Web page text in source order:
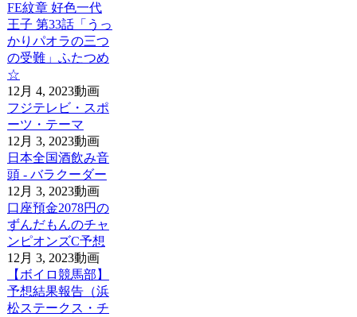
FE紋章 好色一代
王子 第33話「うっ
かりパオラの三つ
の受難」ふたつめ
☆
12月 4, 2023動画
フジテレビ・スポ
ーツ・テーマ
12月 3, 2023動画
日本全国酒飲み音
頭 - バラクーダー
12月 3, 2023動画
口座預金2078円の
ずんだもんのチャ
ンピオンズC予想
12月 3, 2023動画
【ボイロ競馬部】
予想結果報告（浜
松ステークス・チ